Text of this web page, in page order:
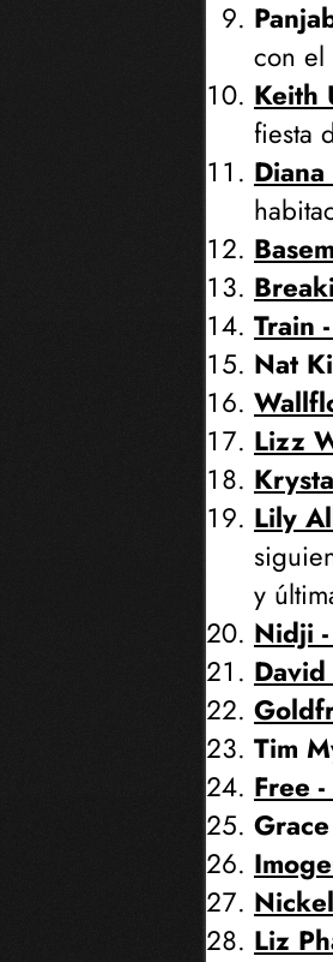
con el
Keith
fiesta
Train
Nat
Lizz
Lily
y
Nidji
Tim
Free
Liz